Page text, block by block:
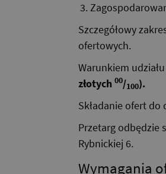
Szczegółowy
ofertowych.
Warunkiem
złotych 00/100).
Składanie ofert do
Przetarg odbędzie
Rybnickiej 6.
Wymagania